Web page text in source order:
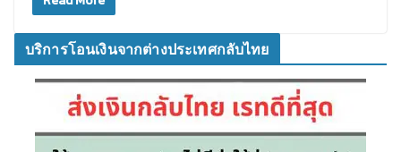
บริการโอนเงินจากต่างประเทศกลับไทย